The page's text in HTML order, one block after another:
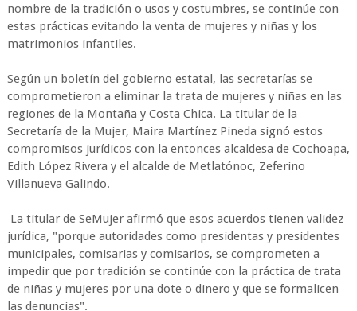
nombre de la tradición o usos y costumbres, se continúe con
estas prácticas evitando la venta de mujeres y niñas y los
matrimonios infantiles.
Según un boletín del gobierno estatal, las secretarías se
comprometieron a eliminar la trata de mujeres y niñas en las
regiones de la Montaña y Costa Chica. La titular de la
Secretaría de la Mujer, Maira Martínez Pineda signó estos
compromisos jurídicos con la entonces alcaldesa de Cochoapa,
Edith López Rivera y el alcalde de Metlatónoc, Zeferino
Villanueva Galindo.
La titular de SeMujer afirmó que esos acuerdos tienen validez
jurídica, "porque autoridades como presidentas y presidentes
municipales, comisarias y comisarios, se comprometen a
impedir que por tradición se continúe con la práctica de trata
de niñas y mujeres por una dote o dinero y que se formalicen
las denuncias".